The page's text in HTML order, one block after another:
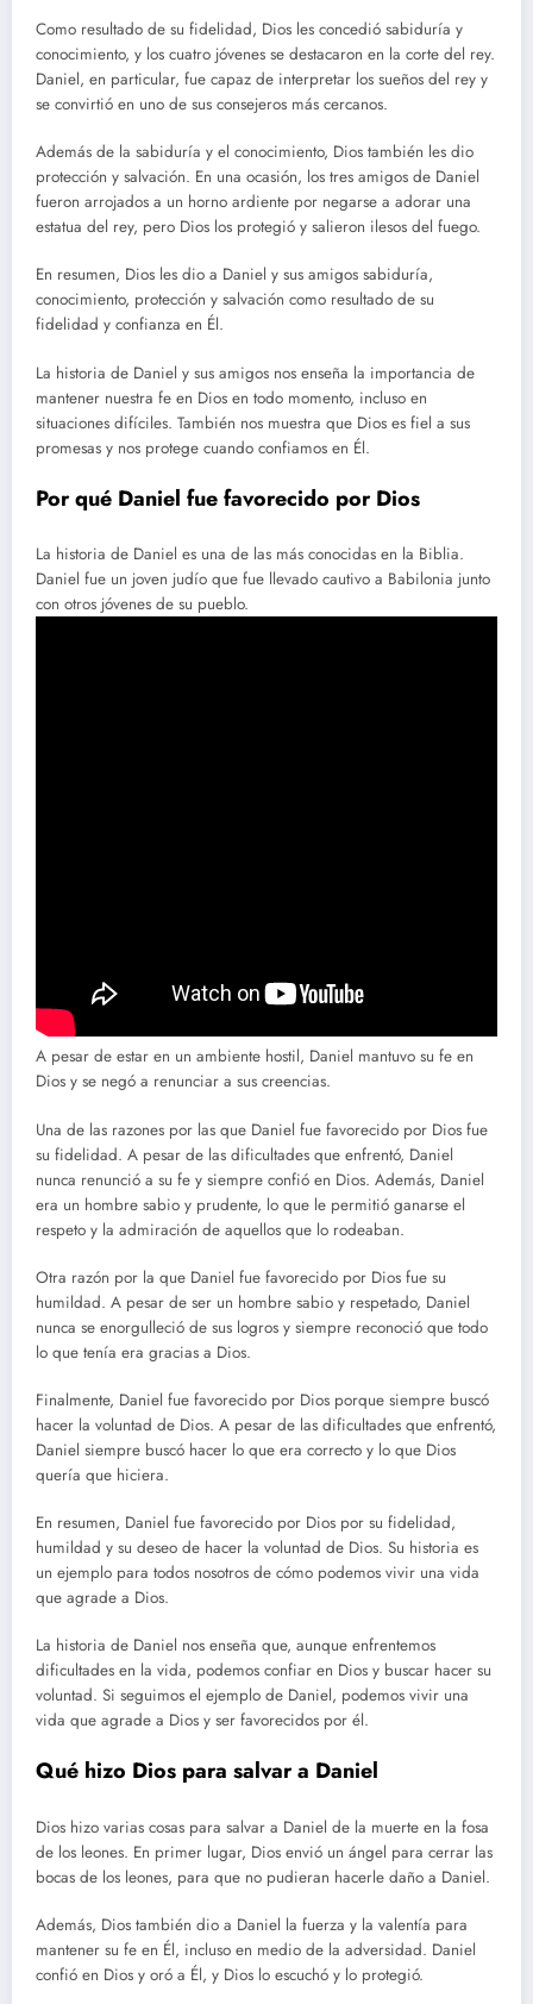
Como resultado de su fidelidad, Dios les concedió sabiduría y
conocimiento, y los cuatro jóvenes se destacaron en la corte del rey.
Daniel, en particular, fue capaz de interpretar los sueños del rey y
se convirtió en uno de sus consejeros más cercanos.
Además de la sabiduría y el conocimiento, Dios también les dio
protección y salvación. En una ocasión, los tres amigos de Daniel
fueron arrojados a un horno ardiente por negarse a adorar una
estatua del rey, pero Dios los protegió y salieron ilesos del fuego.
En resumen, Dios les dio a Daniel y sus amigos sabiduría,
conocimiento, protección y salvación como resultado de su
fidelidad y confianza en Él.
La historia de Daniel y sus amigos nos enseña la importancia de
mantener nuestra fe en Dios en todo momento, incluso en
situaciones difíciles. También nos muestra que Dios es fiel a sus
promesas y nos protege cuando confiamos en Él.
Por qué Daniel fue favorecido por Dios
La historia de Daniel es una de las más conocidas en la Biblia.
Daniel fue un joven judío que fue llevado cautivo a Babilonia junto
con otros jóvenes de su pueblo.
A pesar de estar en un ambiente hostil, Daniel mantuvo su fe en
Dios y se negó a renunciar a sus creencias.
Una de las razones por las que Daniel fue favorecido por Dios fue
su fidelidad. A pesar de las dificultades que enfrentó, Daniel
nunca renunció a su fe y siempre confió en Dios. Además, Daniel
era un hombre sabio y prudente, lo que le permitió ganarse el
respeto y la admiración de aquellos que lo rodeaban.
Otra razón por la que Daniel fue favorecido por Dios fue su
humildad. A pesar de ser un hombre sabio y respetado, Daniel
nunca se enorgulleció de sus logros y siempre reconoció que todo
lo que tenía era gracias a Dios.
Finalmente, Daniel fue favorecido por Dios porque siempre buscó
hacer la voluntad de Dios. A pesar de las dificultades que enfrentó,
Daniel siempre buscó hacer lo que era correcto y lo que Dios
quería que hiciera.
En resumen, Daniel fue favorecido por Dios por su fidelidad,
humildad y su deseo de hacer la voluntad de Dios. Su historia es
un ejemplo para todos nosotros de cómo podemos vivir una vida
que agrade a Dios.
La historia de Daniel nos enseña que, aunque enfrentemos
dificultades en la vida, podemos confiar en Dios y buscar hacer su
voluntad. Si seguimos el ejemplo de Daniel, podemos vivir una
vida que agrade a Dios y ser favorecidos por él.
Qué hizo Dios para salvar a Daniel
Dios hizo varias cosas para salvar a Daniel de la muerte en la fosa
de los leones. En primer lugar, Dios envió un ángel para cerrar las
bocas de los leones, para que no pudieran hacerle daño a Daniel.
Además, Dios también dio a Daniel la fuerza y la valentía para
mantener su fe en Él, incluso en medio de la adversidad. Daniel
confió en Dios y oró a Él, y Dios lo escuchó y lo protegió.